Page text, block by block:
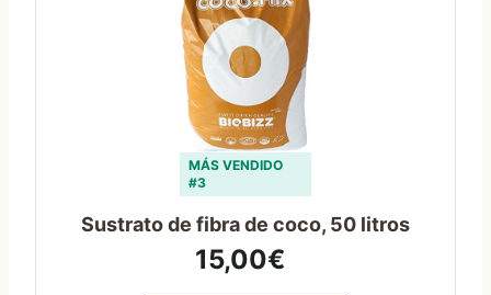
MÁS VENDIDO
#3
Sustrato de fibra de coco, 50 litros
15,00€